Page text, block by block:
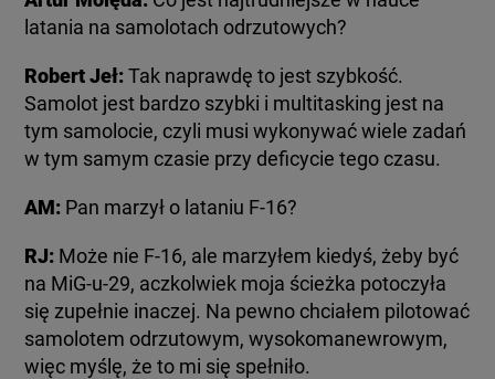
latania na samolotach odrzutowych?
Robert Jeł:Tak naprawdę to jest szybkość.
Samolot jest bardzo szybki i multitasking jest na
tym samolocie, czyli musi wykonywać wiele zadań
w tym samym czasie przy deficycie tego czasu.
AM: Pan marzył o lataniu F-16?
RJ: Może nie F-16, ale marzyłem kiedyś, żeby być
na MiG-u-29, aczkolwiek moja ścieżka potoczyła
się zupełnie inaczej. Na pewno chciałem pilotować
samolotem odrzutowym, wysokomanewrowym,
więc myślę, że to mi się spełniło.